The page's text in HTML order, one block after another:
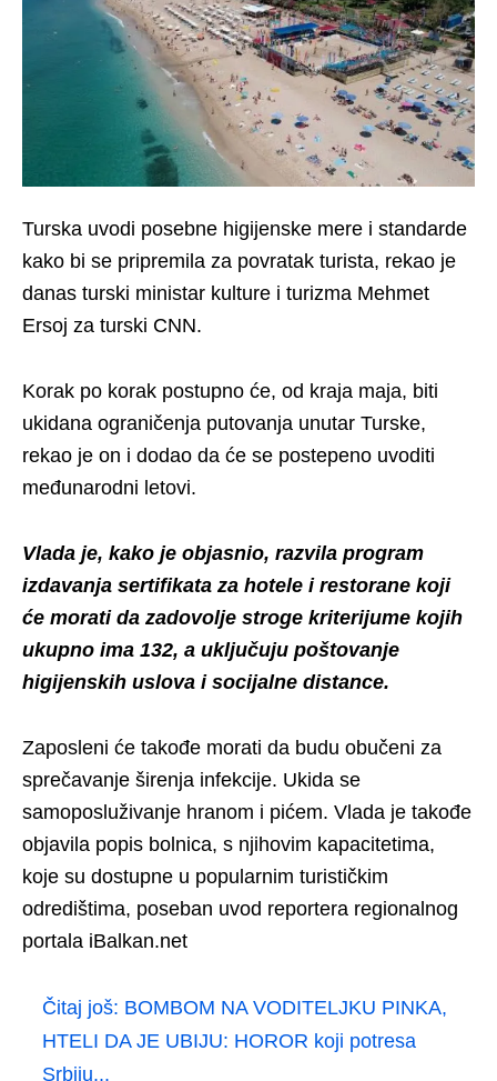
Turska uvodi posebne higijenske mere i standarde
kako bi se pripremila za povratak turista, rekao je
danas turski ministar kulture i turizma Mehmet
Ersoj za turski CNN.
Korak po korak postupno će, od kraja maja, biti
ukidana ograničenja putovanja unutar Turske,
rekao je on i dodao da će se postepeno uvoditi
međunarodni letovi.
Vlada je, kako je objasnio, razvila program
izdavanja sertifikata za hotele i restorane koji
će morati da zadovolje stroge kriterijume kojih
ukupno ima 132, a uključuju poštovanje
higijenskih uslova i socijalne distance.
Zaposleni će takođe morati da budu obučeni za
sprečavanje širenja infekcije. Ukida se
samoposluživanje hranom i pićem. Vlada je takođe
objavila popis bolnica, s njihovim kapacitetima,
koje su dostupne u popularnim turističkim
odredištima, poseban uvod reportera regionalnog
portala iBalkan.net
Čitaj još: BOMBOM NA VODITELJKU PINKA,
HTELI DA JE UBIJU: HOROR koji potresa
Srbiju...